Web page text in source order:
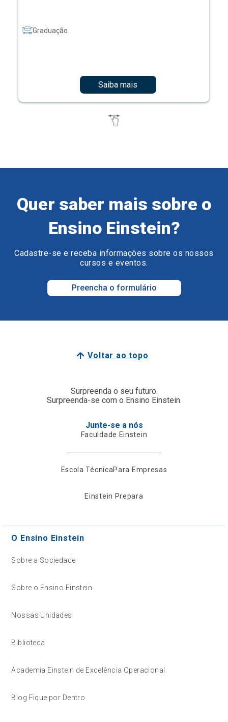
Graduação
Saiba mais
Quer saber mais sobre o
Ensino Einstein?
Cadastre-se e receba informações sobre os nossos
cursos e eventos.
Preencha o formulário
Voltar ao topo
Surpreenda o seu futuro.
Surpreenda-se com o Ensino Einstein.
Junte-se a nós
Faculdade Einstein
Escola TécnicaPara Empresas
Einstein Prepara
O Ensino Einstein
Sobre a Sociedade
Sobre o Ensino Einstein
Nossas Unidades
Biblioteca
Academia Einstein de Excelência Operacional
Blog Fique por Dentro